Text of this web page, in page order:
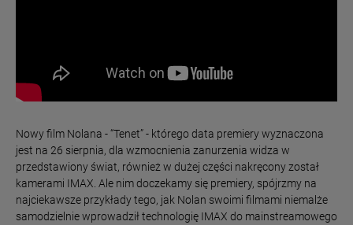
Nowy film Nolana - “Tenet” - którego data premiery wyznaczona
jest na 26 sierpnia, dla wzmocnienia zanurzenia widza w
przedstawiony świat, również w dużej części nakręcony został
kamerami IMAX. Ale nim doczekamy się premiery, spójrzmy na
najciekawsze przykłady tego, jak Nolan swoimi filmami niemalże
samodzielnie wprowadził technologię IMAX do mainstreamowego